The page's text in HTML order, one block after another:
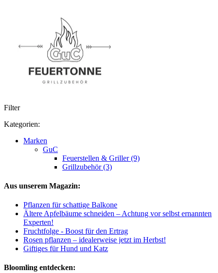
Filter
Kategorien:
Marken
GuC
Feuerstellen & Griller (9)
Grillzubehör (3)
Aus unserem Magazin:
Pflanzen für schattige Balkone
Ältere Apfelbäume schneiden – Achtung vor selbst ernannten
Experten!
Fruchtfolge - Boost für den Ertrag
Rosen pflanzen – idealerweise jetzt im Herbst!
Giftiges für Hund und Katz
Bloomling entdecken: